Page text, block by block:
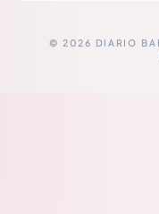
© 2026 DIARIO